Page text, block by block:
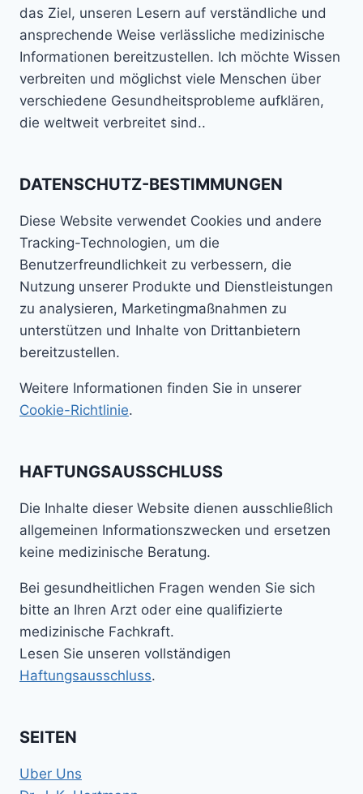
das Ziel, unseren Lesern auf verständliche und
ansprechende Weise verlässliche medizinische
Informationen bereitzustellen. Ich möchte Wissen
verbreiten und möglichst viele Menschen über
verschiedene Gesundheitsprobleme aufklären,
die weltweit verbreitet sind..
DATENSCHUTZ-BESTIMMUNGEN
Diese Website verwendet Cookies und andere
Tracking-Technologien, um die
Benutzerfreundlichkeit zu verbessern, die
Nutzung unserer Produkte und Dienstleistungen
zu analysieren, Marketingmaßnahmen zu
unterstützen und Inhalte von Drittanbietern
bereitzustellen.
Weitere Informationen finden Sie in unserer
Cookie-Richtlinie.
HAFTUNGSAUSSCHLUSS
Die Inhalte dieser Website dienen ausschließlich
allgemeinen Informationszwecken und ersetzen
keine medizinische Beratung.
Bei gesundheitlichen Fragen wenden Sie sich
bitte an Ihren Arzt oder eine qualifizierte
medizinische Fachkraft.
Lesen Sie unseren vollständigen
Haftungsausschluss.
SEITEN
Uber Uns